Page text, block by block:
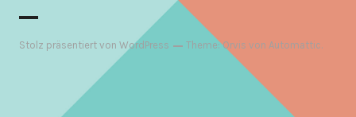
Stolz präsentiert von WordPress Theme: Orvis vonAutomattic.